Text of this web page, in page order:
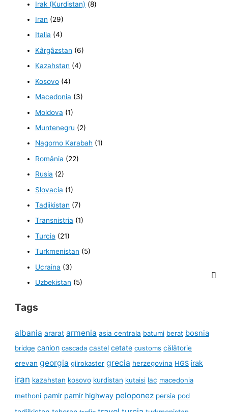
Irak (Kurdistan) (8)
Iran (29)
Italia (4)
Kârgâzstan (6)
Kazahstan (4)
Kosovo (4)
Macedonia (3)
Moldova (1)
Muntenegru (2)
Nagorno Karabah (1)
România (22)
Rusia (2)
Slovacia (1)
Tadjikistan (7)
Transnistria (1)
Turcia (21)
Turkmenistan (5)
Ucraina (3)
Uzbekistan (5)
Tags
albania ararat armenia asia centrala batumi berat bosnia
bridge canion cascada castel cetate customs călătorie
erevan georgia gjirokaster grecia herzegovina HGS irak
iran kazahstan kosovo kurdistan kutaisi lac macedonia
methoni pamir pamir highway peloponez persia pod